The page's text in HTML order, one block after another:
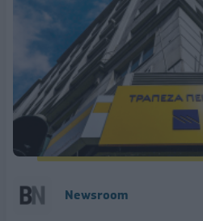
Newsroom